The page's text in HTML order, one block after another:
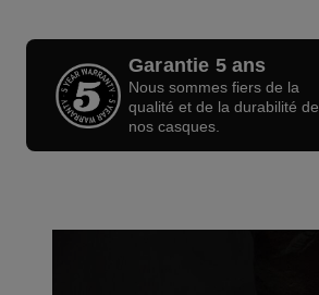
Garantie 5 ans
Nous sommes fiers de la
qualité et de la durabilité de
nos casques.